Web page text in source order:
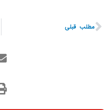
مطلب قبلی